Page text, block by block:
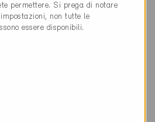
permettere. Si prega di notare
non tutte le
essere disponibili.